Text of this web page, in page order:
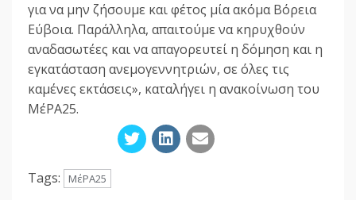
για να μην ζήσουμε και φέτος μία ακόμα Βόρεια
Εύβοια. Παράλληλα, απαιτούμε να κηρυχθούν
αναδασωτέες και να απαγορευτεί η δόμηση και η
εγκατάσταση ανεμογεννητριών, σε όλες τις
καμένες εκτάσεις», καταλήγει η ανακοίνωση του
ΜέΡΑ25.
Tags: ΜέΡΑ25